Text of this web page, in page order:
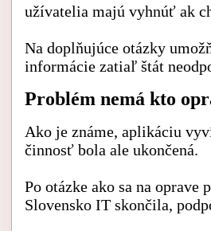
užívatelia majú vyhnúť ak
Na doplňujúce otázky
informácie zatiaľ štát
Problém nemá kto
Ako je známe, aplikáciu
činnosť bola ale ukončená.
Po otázke ako sa na
Slovensko IT skončila,